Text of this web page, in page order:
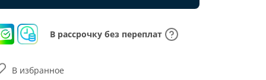
В рассрочку без переплат
В избранное